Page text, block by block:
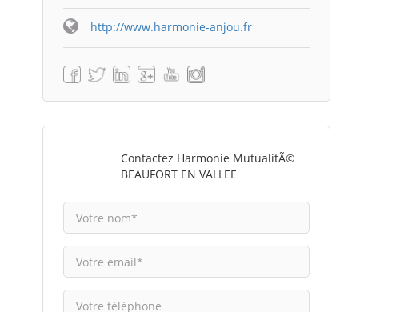
http://www.harmonie-anjou.fr
Contactez Harmonie MutualitÃ©
BEAUFORT EN VALLEE